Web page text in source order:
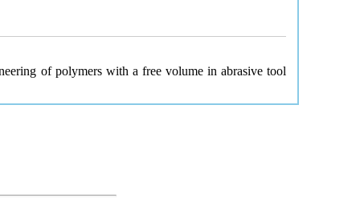
of polymers with a free volume in abrasive tool